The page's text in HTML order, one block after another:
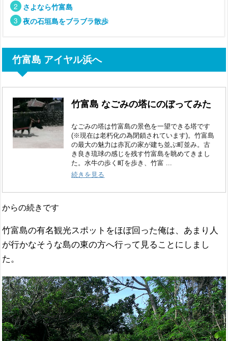
2 さよなら竹富島
3 夜の石垣島をブラブラ散歩
竹富島 アイヤル浜へ
竹富島 なごみの塔にのぼってみた
なごみの塔は竹富島の景色を一望できる塔です
(※現在は老朽化の為閉鎖されています)。竹富島
の最大の魅力は赤瓦の家が建ち並ぶ町並み。古
き良き琉球の感じを残す竹富島を眺めてきまし
た。水牛の歩く町を歩き、竹富 ...
続きを見る
からの続きです
竹富島の有名観光スポットをほぼ回った俺は、あまり人
が行かなそうな島の東の方へ行って見ることにしまし
た。